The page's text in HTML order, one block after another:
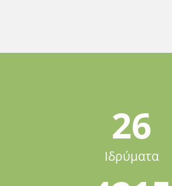
26
Ιδρύματα